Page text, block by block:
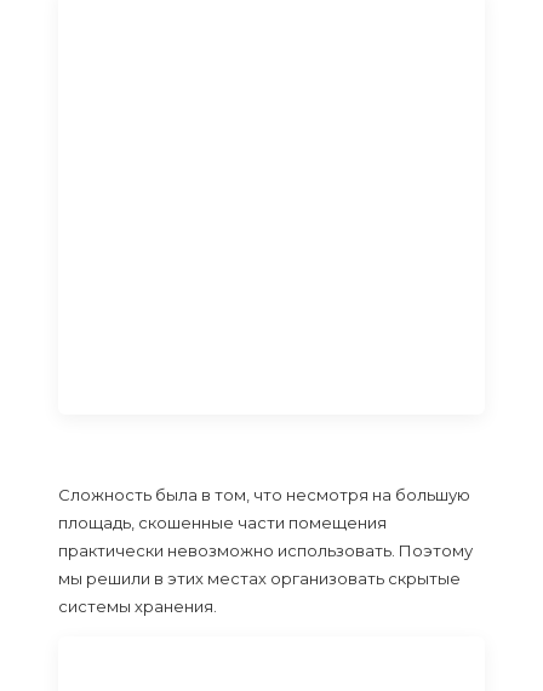
Сложность была в том, что несмотря на большую
площадь, скошенные части помещения
практически невозможно использовать. Поэтому
мы решили в этих местах организовать скрытые
системы хранения.